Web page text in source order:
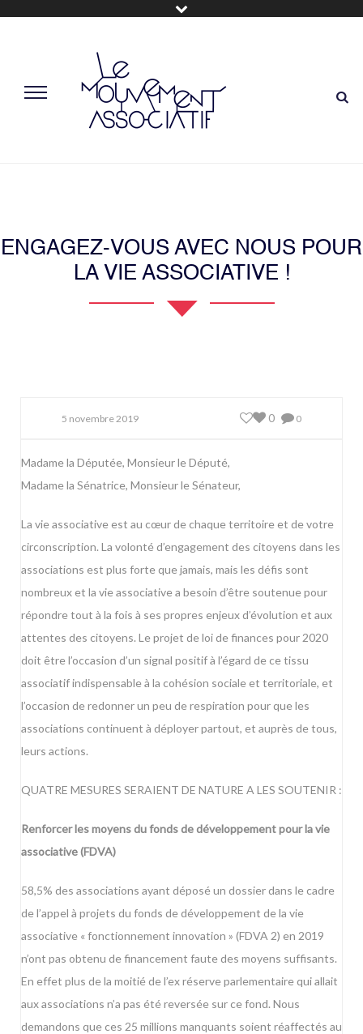
ENGAGEZ-VOUS AVEC NOUS POUR
LA VIE ASSOCIATIVE !
5 novembre 2019 0
0
Madame la Députée, Monsieur le Député,
Madame la Sénatrice, Monsieur le Sénateur,
La vie associative est au cœur de chaque territoire et de votre
circonscription. La volonté d’engagement des citoyens dans les
associations est plus forte que jamais, mais les défis sont
nombreux et la vie associative a besoin d’être soutenue pour
répondre tout à la fois à ses propres enjeux d’évolution et aux
attentes des citoyens. Le projet de loi de finances pour 2020
doit être l’occasion d’un signal positif à l’égard de ce tissu
associatif indispensable à la cohésion sociale et territoriale, et
l’occasion de redonner un peu de respiration pour que les
associations continuent à déployer partout, et auprès de tous,
leurs actions.
QUATRE MESURES SERAIENT DE NATURE A LES SOUTENIR :
Renforcer les moyens du fonds de développement pour la vie
associative (FDVA)
58,5% des associations ayant déposé un dossier dans le cadre
de l’appel à projets du fonds de développement de la vie
associative « fonctionnement innovation » (FDVA 2) en 2019
n’ont pas obtenu de financement faute des moyens suffisants.
En effet plus de la moitié de l’ex réserve parlementaire qui allait
aux associations n’a pas été reversée sur ce fond. Nous
demandons que ces 25 millions manquants soient réaffectés au